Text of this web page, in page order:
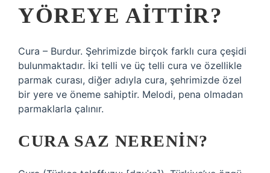
YÖREYE AITTIR?
Cura – Burdur. Şehrimizde birçok farklı cura çeşidi
bulunmaktadır. İki telli ve üç telli cura ve özellikle
parmak curası, diğer adıyla cura, şehrimizde özel
bir yere ve öneme sahiptir. Melodi, pena olmadan
parmaklarla çalınır.
CURA SAZ NERENIN?